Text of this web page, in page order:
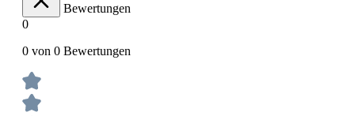
Bewertungen
0
0 von 0 Bewertungen